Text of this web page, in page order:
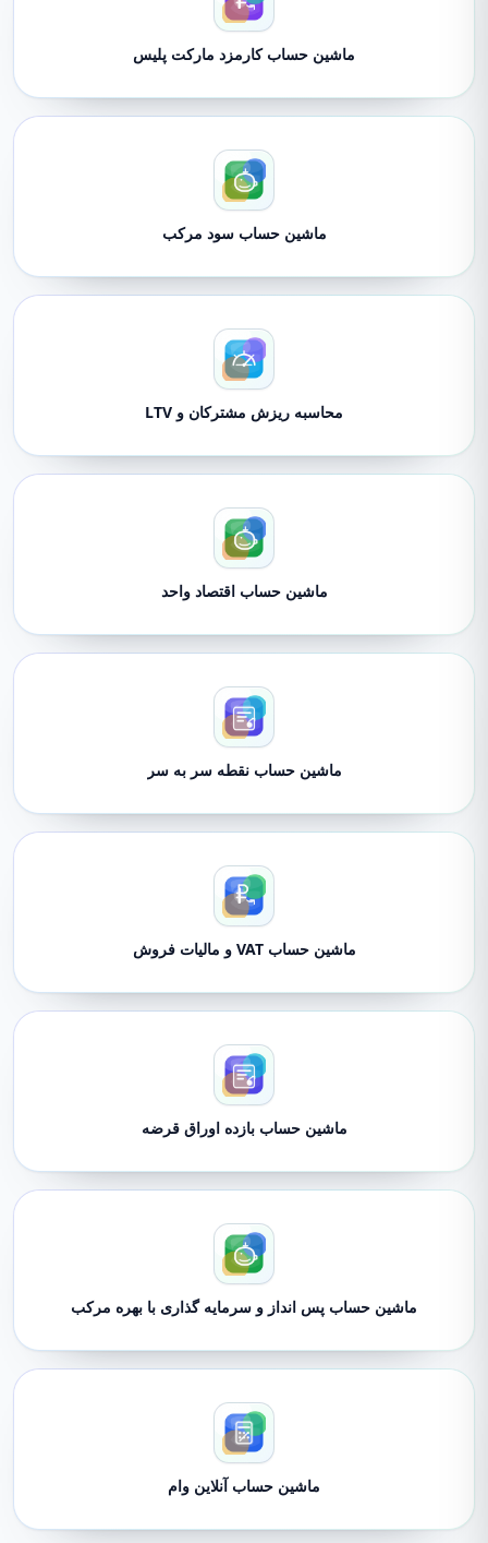
ماشین حساب کارمزد مارکت پلیس
ماشین حساب سود مرکب
محاسبه ریزش مشترکان و LTV
ماشین حساب اقتصاد واحد
ماشین حساب نقطه سر به سر
ماشین حساب VAT و مالیات فروش
ماشین حساب بازده اوراق قرضه
ماشین حساب پس انداز و سرمایه گذاری با بهره مرکب
ماشین حساب آنلاین وام